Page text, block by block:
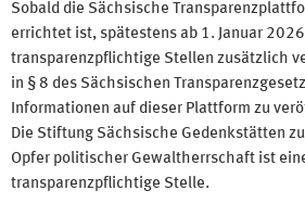
Sobald die Sächsische
errichtet ist, spätestens ab 1. Januar
transparenzpflichtige Stellen zusätzlich
in § 8 des Sächsischen
Informationen auf dieser Plattform zu
Die Stiftung Sächsische Gedenkstätten
Opfer politischer Gewaltherrschaft ist
transparenzpflichtige Stelle.